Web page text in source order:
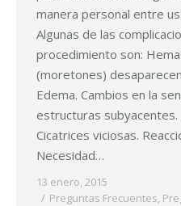
manera personal entre
Algunas de las
procedimiento son:
(moretones)
Edema. Cambios en la
estructuras
Cicatrices viciosas.
Necesidad…
13 enero, 2015
Preguntas Frecuentes,